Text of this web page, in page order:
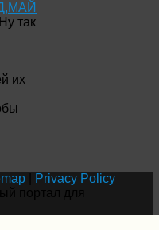
Ну так
их
Privacy Policy